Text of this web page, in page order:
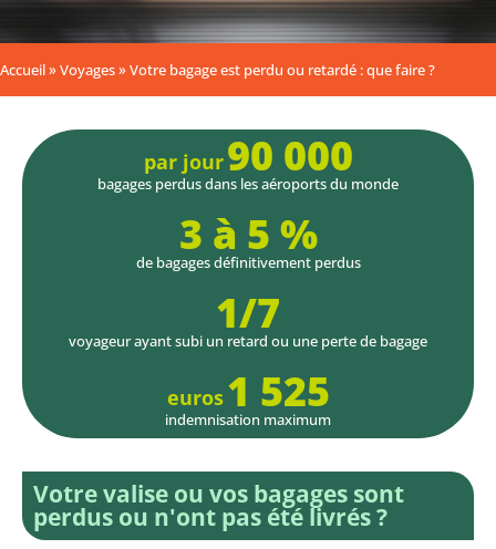
Accueil» Voyages» Votre bagage est perdu ou retardé : que faire ?
par jour90 000
bagages perdus dans les aéroports du monde
3 à 5 %
de bagages définitivement perdus
1/7
voyageur ayant subi un retard ou une perte de bagage
euros1 525
indemnisation maximum
Votre valise ou vos bagages sont
perdus ou n'ont pas été livrés ?